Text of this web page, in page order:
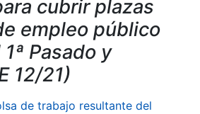
cubrir plazas
empleo público
Pasado y
12/21)
de trabajo resultante del